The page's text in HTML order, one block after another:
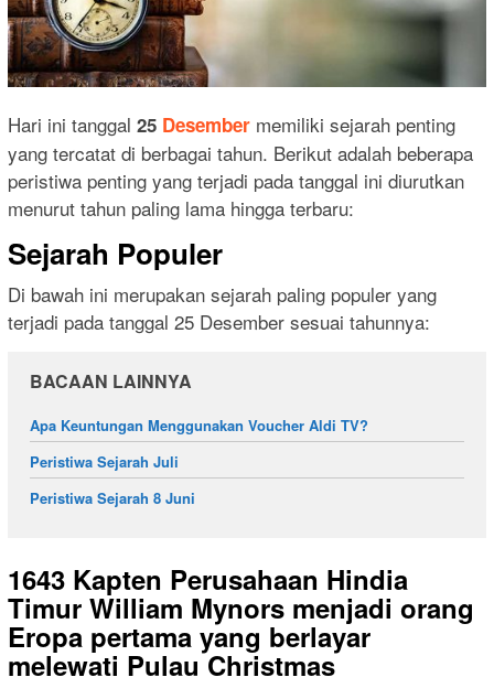
Hari ini tanggal 25 Desember memiliki sejarah penting
yang tercatat di berbagai tahun. Berikut adalah beberapa
peristiwa penting yang terjadi pada tanggal ini diurutkan
menurut tahun paling lama hingga terbaru:
Sejarah Populer
Di bawah ini merupakan sejarah paling populer yang
terjadi pada tanggal 25 Desember sesuai tahunnya:
BACAAN LAINNYA
Apa Keuntungan Menggunakan Voucher Aldi TV?
Peristiwa Sejarah Juli
Peristiwa Sejarah 8 Juni
1643 Kapten Perusahaan Hindia
Timur William Mynors menjadi orang
Eropa pertama yang berlayar
melewati Pulau Christmas